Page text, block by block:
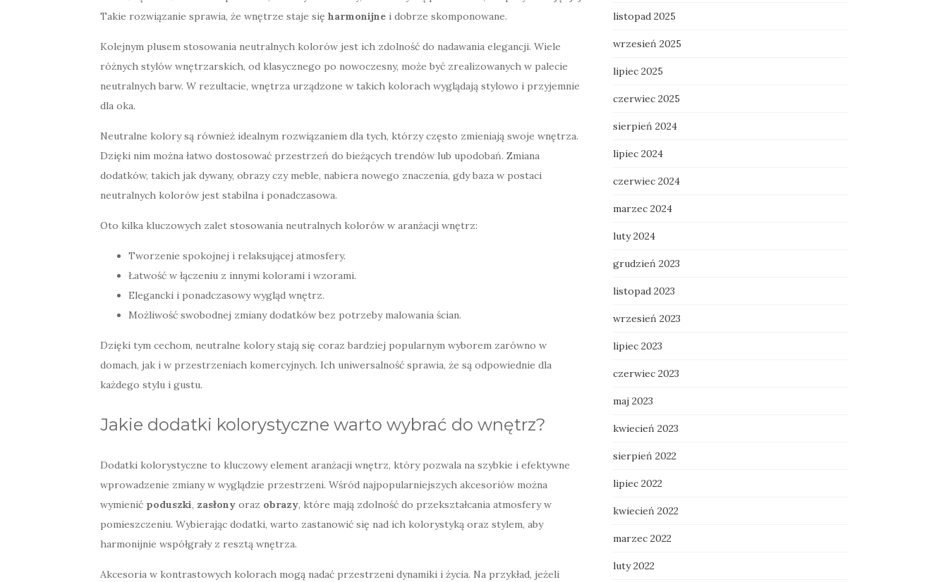
Takie rozwiązanie sprawia, że wnętrze staje się harmonijne i dobrze skomponowane.
Kolejnym plusem stosowania neutralnych kolorów jest ich zdolność do nadawania elegancji. Wiele
różnych stylów wnętrzarskich, od klasycznego po nowoczesny, może być zrealizowanych w palecie
neutralnych barw. W rezultacie, wnętrza urządzone w takich kolorach wyglądają stylowo i przyjemnie
dla oka.
Neutralne kolory są również idealnym rozwiązaniem dla tych, którzy często zmieniają swoje wnętrza.
Dzięki nim można łatwo dostosować przestrzeń do bieżących trendów lub upodobań. Zmiana
dodatków, takich jak dywany, obrazy czy meble, nabiera nowego znaczenia, gdy baza w postaci
neutralnych kolorów jest stabilna i ponadczasowa.
Oto kilka kluczowych zalet stosowania neutralnych kolorów w aranżacji wnętrz:
Tworzenie spokojnej i relaksującej atmosfery.
Łatwość w łączeniu z innymi kolorami i wzorami.
Elegancki i ponadczasowy wygląd wnętrz.
Możliwość swobodnej zmiany dodatków bez potrzeby malowania ścian.
Dzięki tym cechom, neutralne kolory stają się coraz bardziej popularnym wyborem zarówno w
domach, jak i w przestrzeniach komercyjnych. Ich uniwersalność sprawia, że są odpowiednie dla
każdego stylu i gustu.
Jakie dodatki kolorystyczne warto wybrać do wnętrz?
Dodatki kolorystyczne to kluczowy element aranżacji wnętrz, który pozwala na szybkie i efektywne
wprowadzenie zmiany w wyglądzie przestrzeni. Wśród najpopularniejszych akcesoriów można
wymienić poduszki, zasłony oraz obrazy, które mają zdolność do przekształcania atmosfery w
pomieszczeniu. Wybierając dodatki, warto zastanowić się nad ich kolorystyką oraz stylem, aby
harmonijnie współgrały z resztą wnętrza.
Akcesoria w kontrastowych kolorach mogą nadać przestrzeni dynamiki i życia. Na przykład, jeżeli
listopad 2025
wrzesień 2025
lipiec 2025
czerwiec 2025
sierpień 2024
lipiec 2024
czerwiec 2024
marzec 2024
luty 2024
grudzień 2023
listopad 2023
wrzesień 2023
lipiec 2023
czerwiec 2023
maj 2023
kwiecień 2023
sierpień 2022
lipiec 2022
kwiecień 2022
marzec 2022
luty 2022